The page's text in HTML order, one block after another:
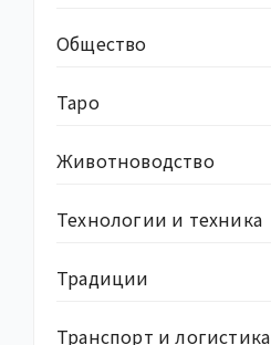
Общество
Таро
Животноводство
Технологии и техника
Традиции
Транспорт и логистика